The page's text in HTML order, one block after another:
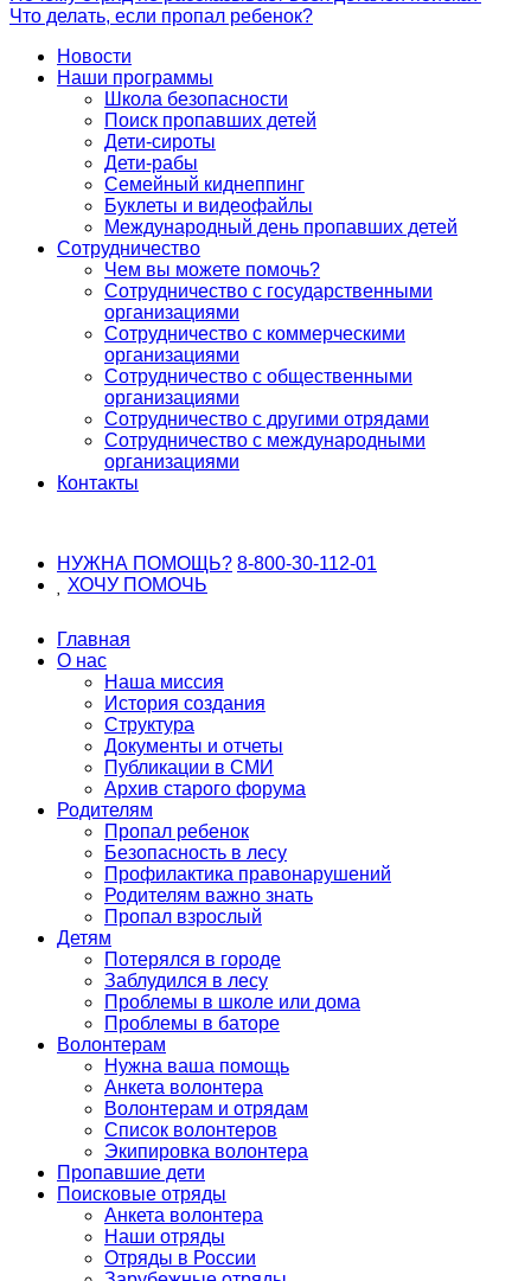
Что делать, если пропал ребенок?
Новости
Наши программы
Школа безопасности
Поиск пропавших детей
Дети-сироты
Дети-рабы
Семейный киднеппинг
Буклеты и видеофайлы
Международный день пропавших детей
Сотрудничество
Чем вы можете помочь?
Сотрудничество с государственными
организациями
Сотрудничество с коммерческими
организациями
Сотрудничество с общественными
организациями
Сотрудничество с другими отрядами
Сотрудничество с международными
организациями
Контакты
НУЖНА ПОМОЩЬ? 8-800-30-112-01
ХОЧУ ПОМОЧЬ
Главная
О нас
Наша миссия
История создания
Структура
Документы и отчеты
Публикации в СМИ
Архив старого форума
Родителям
Пропал ребенок
Безопасность в лесу
Профилактика правонарушений
Родителям важно знать
Пропал взрослый
Детям
Потерялся в городе
Заблудился в лесу
Проблемы в школе или дома
Проблемы в баторе
Волонтерам
Нужна ваша помощь
Анкета волонтера
Волонтерам и отрядам
Список волонтеров
Экипировка волонтера
Пропавшие дети
Поисковые отряды
Анкета волонтера
Наши отряды
Отряды в России